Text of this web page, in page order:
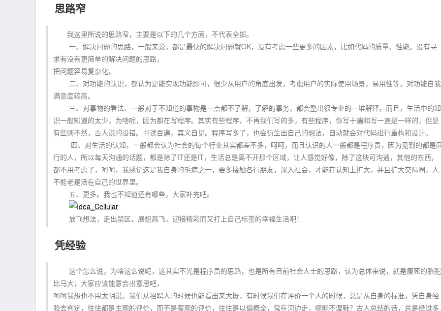
思路窄
我这里所说的思路窄，主要是以下的几个方面，不代表全部。
一、解决问题的思路，一般来说，都是最快的解决问题就OK，没有考虑一些更多的因素，比如代码的质量、性能。没有寻
求有没有更简单的解决问题的思路，
把问题容易复杂化。
二、对功能的认识，都认为是能实现功能即可，很少从用户的角度出发，考虑用户的实际使用场景，易用性等，对功能自我
满意度较高。
三、对事物的看法、一般对于不知道的事物是一点都不了解，了解的事务，都会整出很专业的一堆解释。而且，生活中的知
识一般知道的太少，为啥呢，因为都在写程序。其实有些程序，不再我们写的多，有些程序，你写十遍和写一遍是一样的，但是
有些则不然，古人说的没错。书读百遍，其义自见。程序写多了，也会衍生出自己的想法，自动就会对代码进行重构和设计。
四、对生活的认知，一般都会认为社会的每个行业其实都差不多，呵呵，而且认识的人一般都是程序员，因为见到的都是
行的人，所以每天沟通的话题，都是除了IT还是IT，生活总是离不开那个区域，让人感觉好像，除了这块可沟通，其他的东西，
都不用考虑了，呵呵，我感觉这是我自身的毛病之一，要多接触各行朋友，深入社会，才能在认知上扩大，并且扩大交际圈，人
不能老是活在自己的世界里。
五、更多。我也不知道还有哪些，大家补充吧。
放飞想法，走出禁区，展翅高飞，迎接精彩而又打上自己标签的幸福生活吧！
凭经验
这个怎么说，为啥这么说呢，这其实不光是程序员的思路，也是所有目前社会人士的思路，认为总体来说，就是瘦死的骆驼
比马大，大家应该能意会出意思吧，
呵呵我想也不用太明说。我们从招聘人的时候也能看出来大概，有时候我们在评价一个人的时候，总是从自身的标准，凭自身经
验去判定，往往都是主观的评价，而不是客观的评价，往往是以偏概全，常在河边走，哪能不湿鞋？古人总结的话，总是经过多